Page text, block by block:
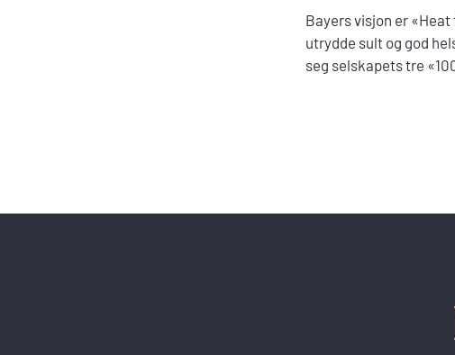
Bayers visjon er
utrydde sult og god
seg selskapets tre